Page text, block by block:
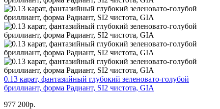
0.13 карат, фантазийный глубокий зеленовато-голубой
бриллиант, форма Радиант, SI2 чистота, GIA
977 200р.